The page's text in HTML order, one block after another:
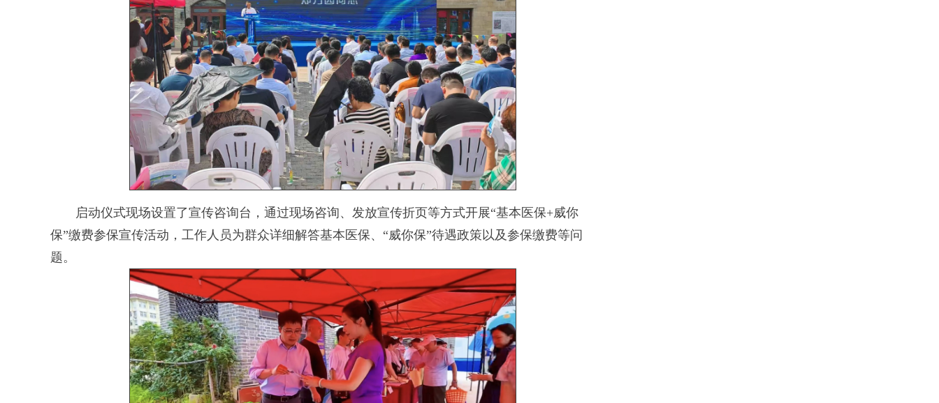
启动仪式现场设置了宣传咨询台，通过现场咨询、发放宣传折页等方式开展“基本医保+威你
保”缴费参保宣传活动，工作人员为群众详细解答基本医保、“威你保”待遇政策以及参保缴费等问
题。